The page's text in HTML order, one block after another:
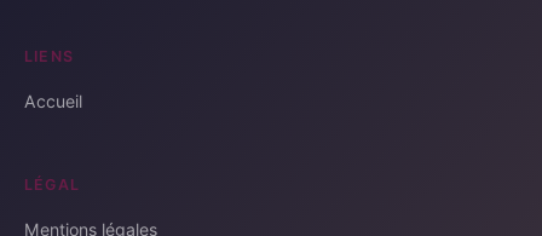
LIENS
Accueil
LÉGAL
Mentions légales